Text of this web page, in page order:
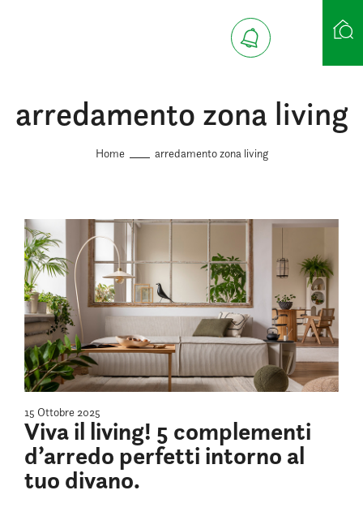
Ricerca case
arredamento zona living
Home arredamento zona living
15 Ottobre 2025
Viva il living! 5 complementi
d’arredo perfetti intorno al
tuo divano.